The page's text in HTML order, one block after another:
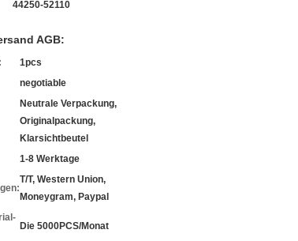
44250-52110
AGB:
1pcs
negotiable
Neutrale Verpackung,
Originalpackung,
Klarsichtbeutel
1-8 Werktage
T/T, Western Union,
Moneygram, Paypal
Die 5000PCS/Monat